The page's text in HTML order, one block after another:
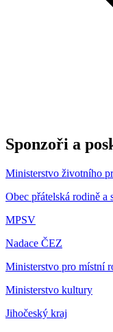
Sponzoři a
Ministerstvo životního
Obec přátelská rodině a
MPSV
Nadace ČEZ
Ministerstvo pro místní
Ministerstvo kultury
Jihočeský kraj